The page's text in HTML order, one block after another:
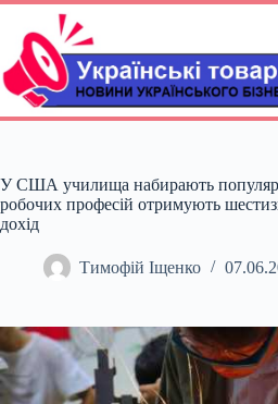
Перейти
вмісту
У США училища набирають
робочих професій отримують
дохід
Тимофій Іщенко